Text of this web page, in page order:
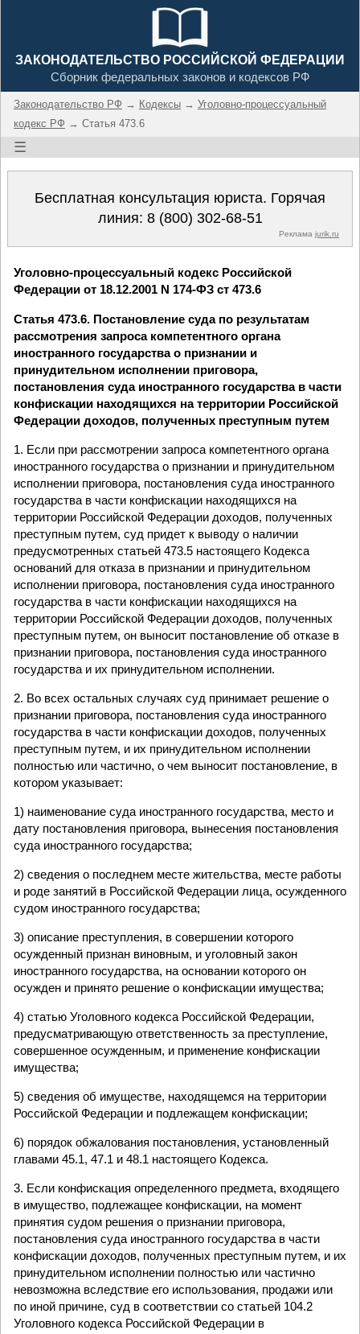
ЗАКОНОДАТЕЛЬСТВО РОССИЙСКОЙ ФЕДЕРАЦИИ
Сборник федеральных законов и кодексов РФ
Законодательство РФ → Кодексы → Уголовно-процессуальный
кодекс РФ → Статья 473.6
☰
Бесплатная консультация юриста. Горячая
линия: 8 (800) 302-68-51
Реклама jurik.ru
Уголовно-процессуальный кодекс Российской
Федерации от 18.12.2001 N 174-ФЗ ст 473.6
Статья 473.6. Постановление суда по результатам
рассмотрения запроса компетентного органа
иностранного государства о признании и
принудительном исполнении приговора,
постановления суда иностранного государства в части
конфискации находящихся на территории Российской
Федерации доходов, полученных преступным путем
1. Если при рассмотрении запроса компетентного органа
иностранного государства о признании и принудительном
исполнении приговора, постановления суда иностранного
государства в части конфискации находящихся на
территории Российской Федерации доходов, полученных
преступным путем, суд придет к выводу о наличии
предусмотренных статьей 473.5 настоящего Кодекса
оснований для отказа в признании и принудительном
исполнении приговора, постановления суда иностранного
государства в части конфискации находящихся на
территории Российской Федерации доходов, полученных
преступным путем, он выносит постановление об отказе в
признании приговора, постановления суда иностранного
государства и их принудительном исполнении.
2. Во всех остальных случаях суд принимает решение о
признании приговора, постановления суда иностранного
государства в части конфискации доходов, полученных
преступным путем, и их принудительном исполнении
полностью или частично, о чем выносит постановление, в
котором указывает:
1) наименование суда иностранного государства, место и
дату постановления приговора, вынесения постановления
суда иностранного государства;
2) сведения о последнем месте жительства, месте работы
и роде занятий в Российской Федерации лица, осужденного
судом иностранного государства;
3) описание преступления, в совершении которого
осужденный признан виновным, и уголовный закон
иностранного государства, на основании которого он
осужден и принято решение о конфискации имущества;
4) статью Уголовного кодекса Российской Федерации,
предусматривающую ответственность за преступление,
совершенное осужденным, и применение конфискации
имущества;
5) сведения об имуществе, находящемся на территории
Российской Федерации и подлежащем конфискации;
6) порядок обжалования постановления, установленный
главами 45.1, 47.1 и 48.1 настоящего Кодекса.
3. Если конфискация определенного предмета, входящего
в имущество, подлежащее конфискации, на момент
принятия судом решения о признании приговора,
постановления суда иностранного государства в части
конфискации доходов, полученных преступным путем, и их
принудительном исполнении полностью или частично
невозможна вследствие его использования, продажи или
по иной причине, суд в соответствии со статьей 104.2
Уголовного кодекса Российской Федерации в